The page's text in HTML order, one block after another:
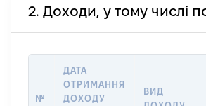
2. Доходи, у тому числі
№
ДАТА
ОТРИМАННЯ
ДОХОДУ
ВИД